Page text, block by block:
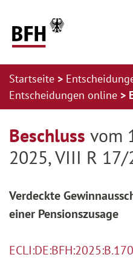
Startseite
Entscheidungen online
Beschluss vom
2025, VIII R 17/
Verdeckte
einer Pensionszusage